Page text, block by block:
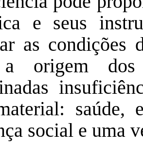
e seus
as condições
a origem
saúde,
social e uma